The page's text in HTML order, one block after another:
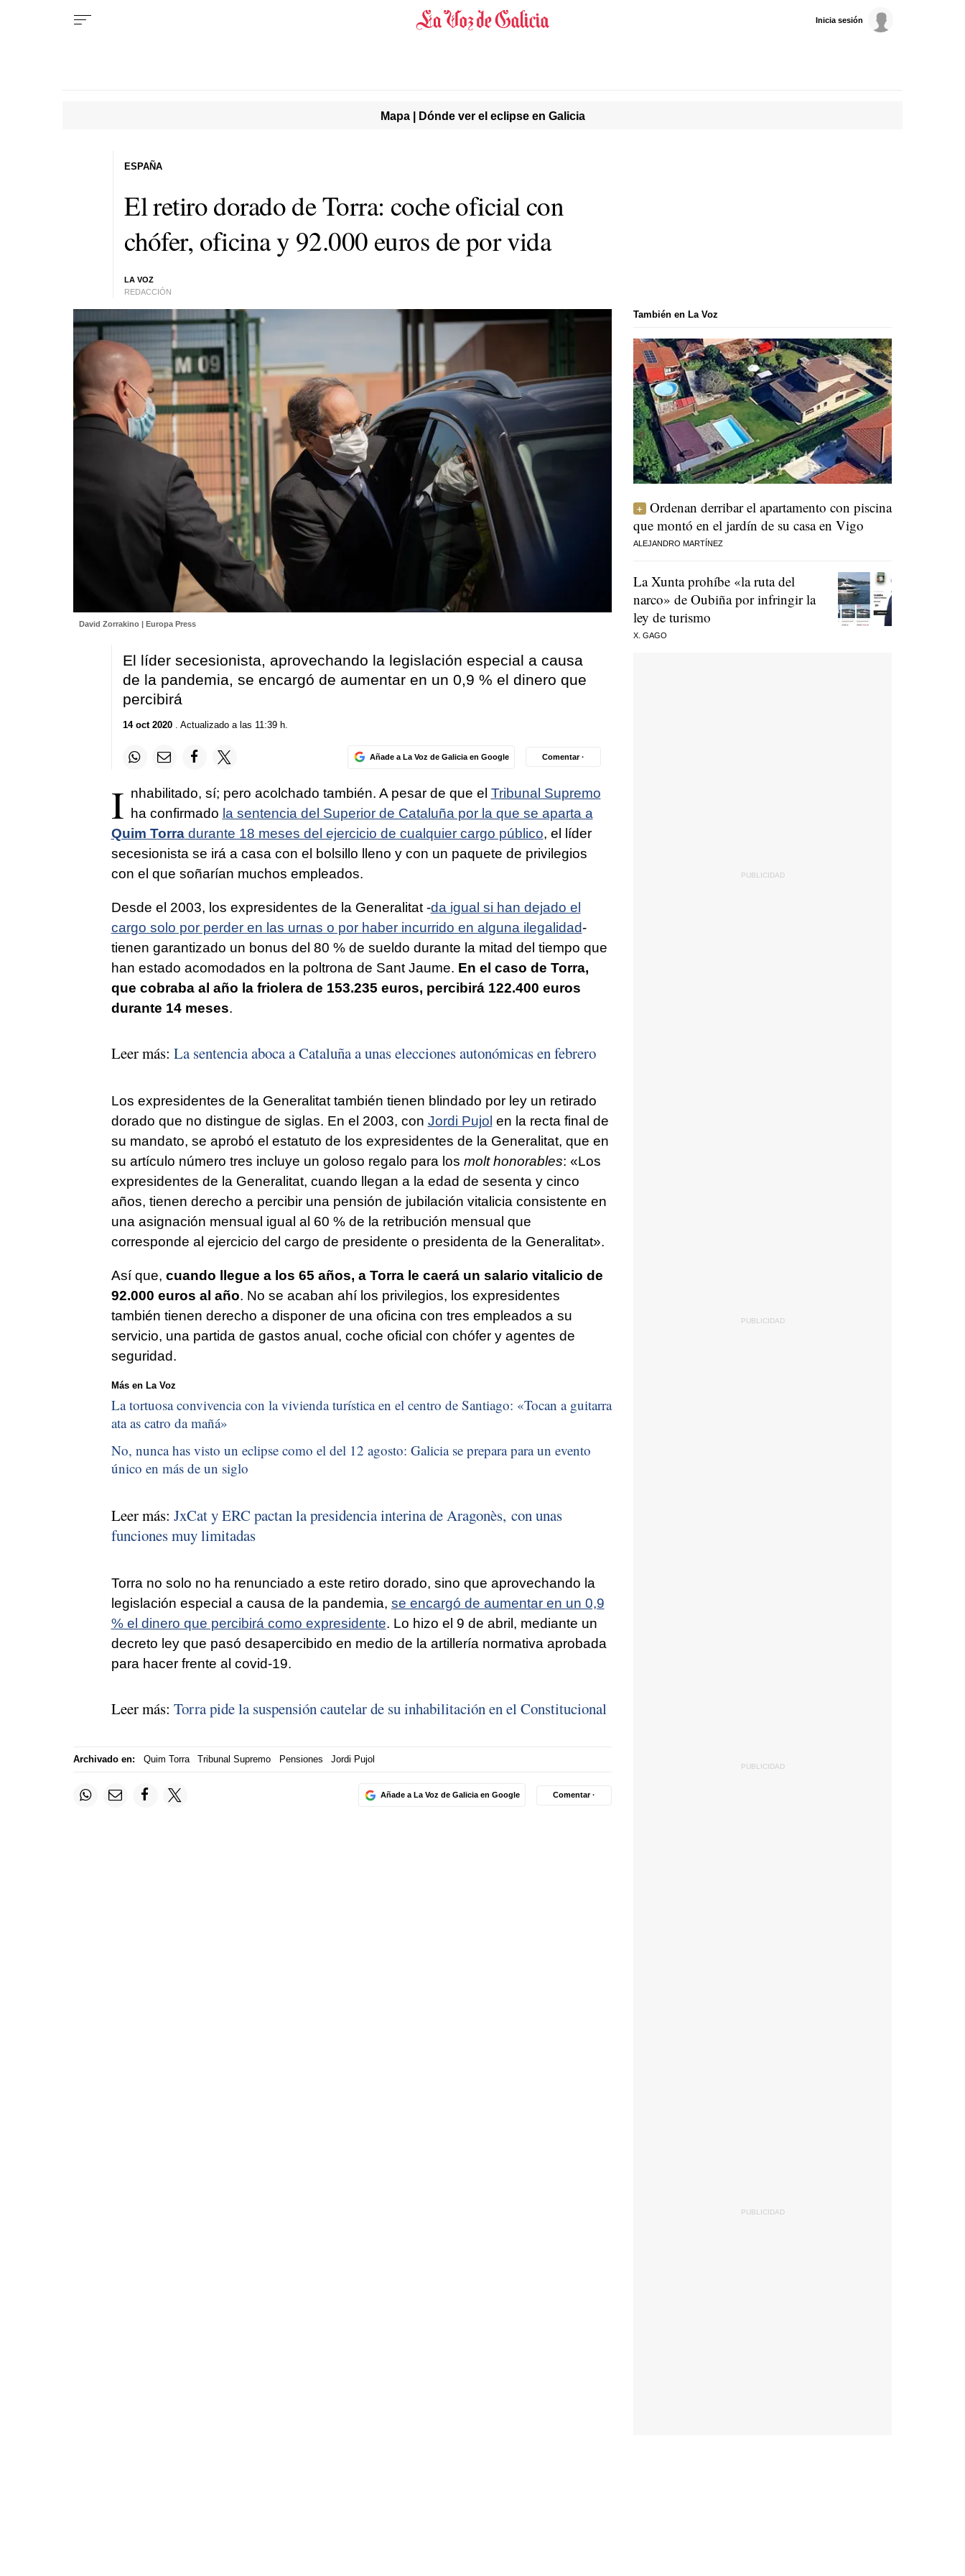
Inicia sesión
Mapa | Dónde ver el eclipse en Galicia
El retiro dorado de Torra: coche oficial con
chófer, oficina y 92.000 euros de por vida
LA VOZ
REDACCIÓN
ESPAÑA
David Zorrakino | Europa Press
El líder secesionista, aprovechando la legislación especial a causa
de la pandemia, se encargó de aumentar en un 0,9 % el dinero que
percibirá
14 oct 2020. Actualizado a las 11:39 h.
Añade a La Voz de Galicia en Google Comentar ·
I nhabilitado, sí; pero acolchado también. A pesar de que el Tribunal Supremo
ha confirmado la sentencia del Superior de Cataluña por la que se aparta a
Quim Torradurante 18 meses del ejercicio de cualquier cargo público, el líder
secesionista se irá a casa con el bolsillo lleno y con un paquete de privilegios
con el que soñarían muchos empleados.
Desde el 2003, los expresidentes de la Generalitat -da igual si han dejado el
cargo solo por perder en las urnas o por haber incurrido en alguna ilegalidad-
tienen garantizado un bonus del 80 % de sueldo durante la mitad del tiempo que
han estado acomodados en la poltrona de Sant Jaume. En el caso de Torra,
que cobraba al año la friolera de 153.235 euros, percibirá 122.400 euros
durante 14 meses.
Leer más: La sentencia aboca a Cataluña a unas elecciones autonómicas en febrero
Los expresidentes de la Generalitat también tienen blindado por ley un retirado
dorado que no distingue de siglas. En el 2003, con Jordi Pujol en la recta final de
su mandato, se aprobó el estatuto de los expresidentes de la Generalitat, que en
su artículo número tres incluye un goloso regalo para los molt honorables: «Los
expresidentes de la Generalitat, cuando llegan a la edad de sesenta y cinco
años, tienen derecho a percibir una pensión de jubilación vitalicia consistente en
una asignación mensual igual al 60 % de la retribución mensual que
corresponde al ejercicio del cargo de presidente o presidenta de la Generalitat».
Así que, cuando llegue a los 65 años, a Torra le caerá un salario vitalicio de
92.000 euros al año. No se acaban ahí los privilegios, los expresidentes
también tienen derecho a disponer de una oficina con tres empleados a su
servicio, una partida de gastos anual, coche oficial con chófer y agentes de
seguridad.
Más en La Voz
La tortuosa convivencia con la vivienda turística en el centro de Santiago: «Tocan a guitarra
ata as catro da mañá»
No, nunca has visto un eclipse como el del 12 agosto: Galicia se prepara para un evento
único en más de un siglo
Leer más: JxCat y ERC pactan la presidencia interina de Aragonès, con unas
funciones muy limitadas
Torra no solo no ha renunciado a este retiro dorado, sino que aprovechando la
legislación especial a causa de la pandemia, se encargó de aumentar en un 0,9
% el dinero que percibirá como expresidente. Lo hizo el 9 de abril, mediante un
decreto ley que pasó desapercibido en medio de la artillería normativa aprobada
para hacer frente al covid-19.
Leer más: Torra pide la suspensión cautelar de su inhabilitación en el Constitucional
Archivado en: Quim Torra Tribunal Supremo Pensiones Jordi Pujol
Añade a La Voz de Galicia en Google Comentar ·
También en La Voz
Ordenan derribar el apartamento con piscina
que montó en el jardín de su casa en Vigo
ALEJANDRO MARTÍNEZ
La Xunta prohíbe «la ruta del
narco» de Oubiña por infringir la
ley de turismo
X. GAGO